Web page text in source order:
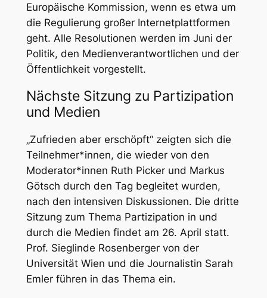
Europäische Kommission, wenn es etwa um
die Regulierung großer Internetplattformen
geht. Alle Resolutionen werden im Juni der
Politik, den Medienverantwortlichen und der
Öffentlichkeit vorgestellt.
Nächste Sitzung zu Partizipation
und Medien
„Zufrieden aber erschöpft“ zeigten sich die
Teilnehmer*innen, die wieder von den
Moderator*innen Ruth Picker und Markus
Götsch durch den Tag begleitet wurden,
nach den intensiven Diskussionen. Die dritte
Sitzung zum Thema Partizipation in und
durch die Medien findet am 26. April statt.
Prof. Sieglinde Rosenberger von der
Universität Wien und die Journalistin Sarah
Emler führen in das Thema ein.